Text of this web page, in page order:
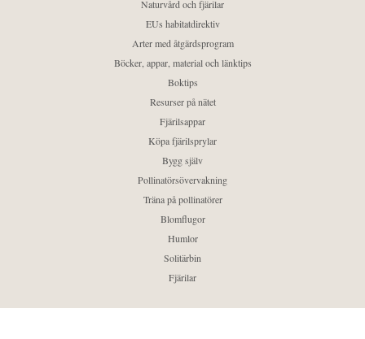
Naturvård och fjärilar
EUs habitatdirektiv
Arter med åtgärdsprogram
Böcker, appar, material och länktips
Boktips
Resurser på nätet
Fjärilsappar
Köpa fjärilsprylar
Bygg själv
Pollinatörsövervakning
Träna på pollinatörer
Blomflugor
Humlor
Solitärbin
Fjärilar